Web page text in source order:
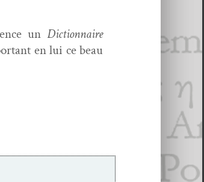
unDic­tio­n­naire
en lui ce beau